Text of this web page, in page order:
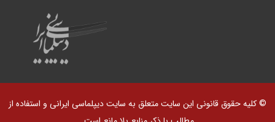
© کلیه حقوق قانونی این سایت متعلق به سایت دیپلماسی ایرانی و استفاده از